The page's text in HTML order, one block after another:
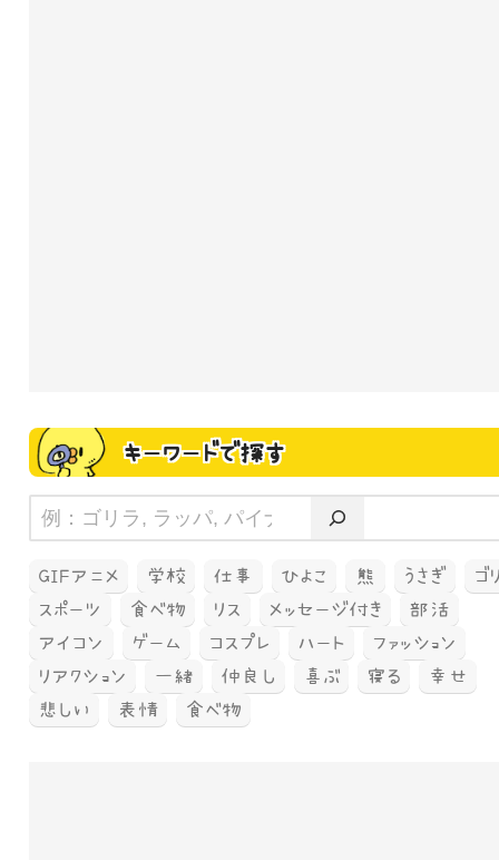
キーワードで探す
GIFアニメ 学校 仕事 ひよこ 熊 うさぎ
ゴ
スポーツ
食べ物 リス メッセージ付き
部活
アイコン
ゲーム コスプレ ハート
ファッション
リアクション
一緒 仲良し 喜ぶ 寝る
幸せ
悲しい
表情 食べ物